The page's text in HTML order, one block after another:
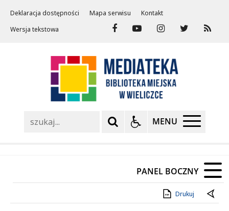
Deklaracja dostępności Mapa serwisu
Kontakt
Wersja tekstowa
MENU
PANEL BOCZNY
Drukuj